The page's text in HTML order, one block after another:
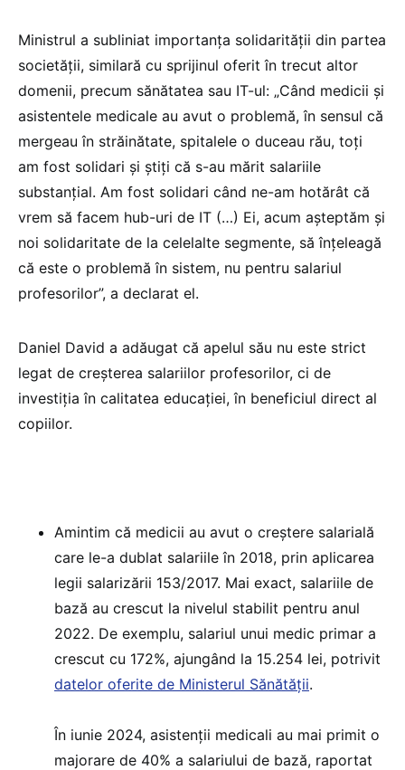
Ministrul a subliniat importanța solidarității din partea
societății, similară cu sprijinul oferit în trecut altor
domenii, precum sănătatea sau IT-ul: „Când medicii și
asistentele medicale au avut o problemă, în sensul că
mergeau în străinătate, spitalele o duceau rău, toți
am fost solidari și știți că s-au mărit salariile
substanțial. Am fost solidari când ne-am hotărât că
vrem să facem hub-uri de IT (…) Ei, acum așteptăm și
noi solidaritate de la celelalte segmente, să înțeleagă
că este o problemă în sistem, nu pentru salariul
profesorilor”, a declarat el.
Daniel David a adăugat că apelul său nu este strict
legat de creșterea salariilor profesorilor, ci de
investiția în calitatea educației, în beneficiul direct al
copiilor.
Amintim că medicii au avut o creștere salarială
care le-a dublat salariile în 2018, prin aplicarea
legii salarizării 153/2017. Mai exact, salariile de
bază au crescut la nivelul stabilit pentru anul
2022. De exemplu, salariul unui medic primar a
crescut cu 172%, ajungând la 15.254 lei, potrivit
datelor oferite de Ministerul Sănătății.
În iunie 2024, asistenții medicali au mai primit o
majorare de 40% a salariului de bază, raportat